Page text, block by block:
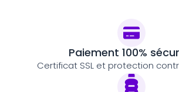
Paiement 100%
Certificat SSL et protection